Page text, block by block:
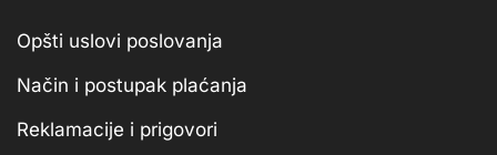
Opšti uslovi poslovanja
Način i postupak plaćanja
Reklamacije i prigovori